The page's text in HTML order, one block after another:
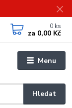
Menu
Hledat
0 ks
za 0,00 Kč